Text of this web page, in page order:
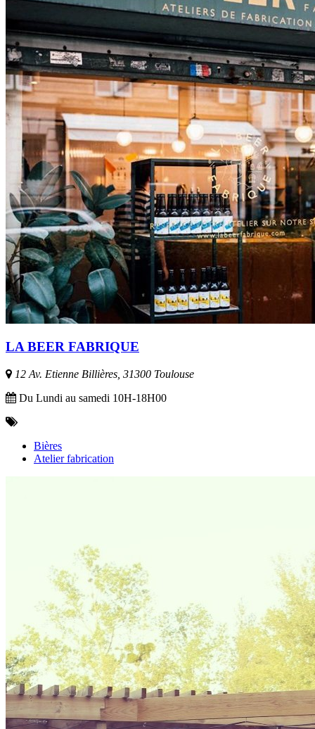
LA BEER FABRIQUE
12 Av. Etienne Billières, 31300 Toulouse
Du Lundi au samedi 10H-18H00
Bières
Atelier fabrication